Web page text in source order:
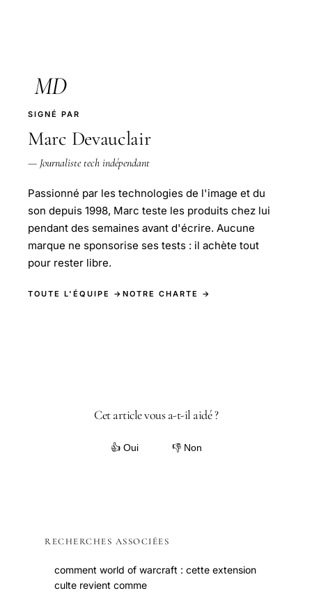
MD
SIGNÉ PAR
Marc Devauclair
— Journaliste tech indépendant
Passionné par les technologies de l'image et du
son depuis 1998, Marc teste les produits chez lui
pendant des semaines avant d'écrire. Aucune
marque ne sponsorise ses tests : il achète tout
pour rester libre.
TOUTE L'ÉQUIPE → NOTRE CHARTE →
Cet article vous a-t-il aidé ?
👍 Oui 👎 Non
RECHERCHES ASSOCIÉES
comment world of warcraft : cette extension
culte revient comme